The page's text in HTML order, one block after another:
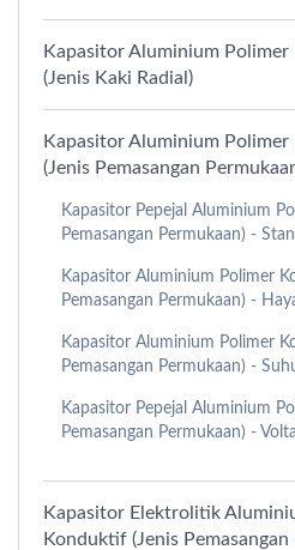
Kapasitor Aluminium
(Jenis Kaki Radial)
Kapasitor Aluminium Polimer
(Jenis Pemasangan
Kapasitor Pepejal Aluminium
Pemasangan Permukaan) -
Kapasitor Aluminium Polimer
Pemasangan Permukaan) -
Kapasitor Aluminium Polimer
Pemasangan Permukaan) -
Kapasitor Pepejal Aluminium
Pemasangan Permukaan) -
Kapasitor Elektrolitik
Konduktif (Jenis Pemasangan